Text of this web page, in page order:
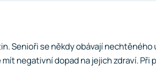
Senioři se někdy obávají
negativní dopad na jejich zdraví.